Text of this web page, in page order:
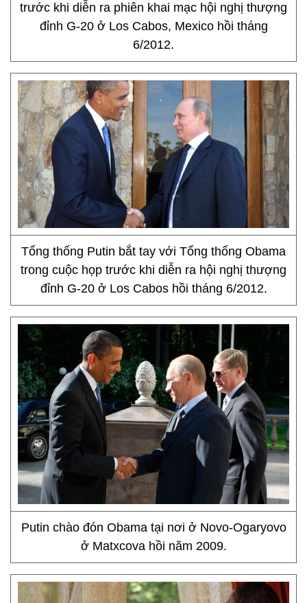
trước khi diễn ra phiên khai mạc hội nghị thượng
đỉnh G-20 ở Los Cabos, Mexico hồi tháng
6/2012.
Tổng thống Putin bắt tay với Tổng thống Obama
trong cuộc họp trước khi diễn ra hội nghị thượng
đỉnh G-20 ở Los Cabos hồi tháng 6/2012.
Putin chào đón Obama tại nơi ở Novo-Ogaryovo
ở Matxcova hồi năm 2009.